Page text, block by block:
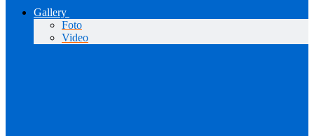
Gallery
Foto
Video